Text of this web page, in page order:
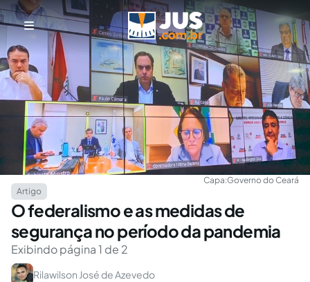
Capa:Governo do Ceará
Artigo
O federalismo e as medidas de
segurança no período da pandemia
Exibindo página 1 de 2
Rilawilson José de Azevedo